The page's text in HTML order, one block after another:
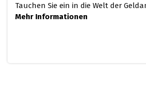
Tauchen Sie ein in die Welt der
Mehr Informationen